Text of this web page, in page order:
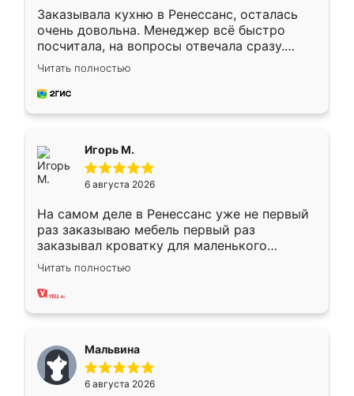
Заказывала кухню в Ренессанс, осталась
очень довольна. Менеджер всё быстро
посчитала, на вопросы отвечала сразу.
Замерщик приехал в субботу, подошёл к
делу со всей ответственностью. Собрали
за день, ребята работали аккуратно, даже
Читать полностью
Игорь М.
6 августа 2026
На самом деле в Ренессанс уже не первый
раз заказываю мебель первый раз
заказывал кроватку для маленького
ребёнка при его рождении ,во второй раз
заказал шкаф-купе. По качеству очень
хорошее сборка достаточно быстрая,
меньше, здесь же он более разнообразный.
Мне нравится ,если что-то потребуется из
мебели буду заказывать только здесь.
Читать полностью
Мальвина
6 августа 2026